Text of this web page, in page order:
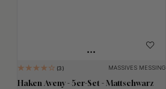
3 MASSIVES MESSING
Haken Aveny - 5er-Set - Mattschwarz